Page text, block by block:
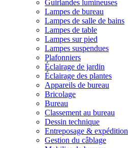
Guirlandes lumineuses
Lampes de bureau
Lampes de salle de bains
Lampes de table
Lampes sur pied
Lampes suspendues
Plafonniers
Éclairage de jardin
Éclairage des plantes
Appareils de bureau
Bricolage
Bureau
Classement au bureau
Dessin technique
Entreposage & expédition
Gestion du câblage